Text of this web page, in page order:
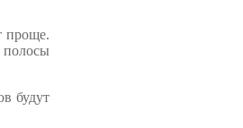
проще.
полосы
будут